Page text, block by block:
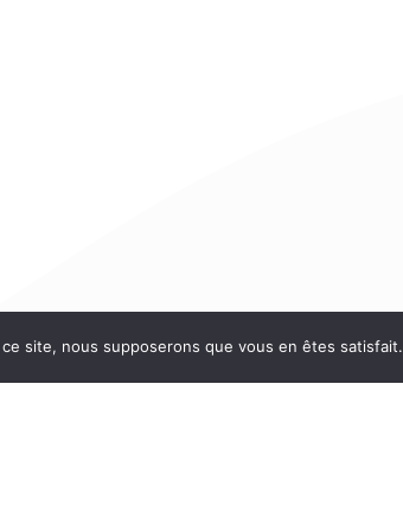
site, nous supposerons que vous en êtes satisfait.